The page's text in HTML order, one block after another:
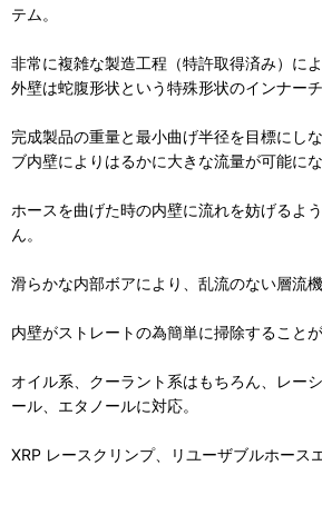
テム。
非常に複雑な製造工程（特許取得済み）に
外壁は蛇腹形状という特殊形状のインナーチ
完成製品の重量と最小曲げ半径を目標にし
ブ内壁によりはるかに大きな流量が可能にな
ホースを曲げた時の内壁に流れを妨げるよ
ん。
滑らかな内部ボアにより、乱流のない層流
内壁がストレートの為簡単に掃除することが
オイル系、クーラント系はもちろん、レー
ール、エタノールに対応。
XRP レースクリンプ、リユーザブルホース